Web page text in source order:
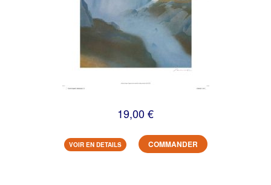
19,00 €
VOIR EN DETAILS COMMANDER